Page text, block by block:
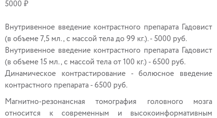
Магнитно-резонансная томография головного мозга
относится к современным и высокоинформативным
5000 ₽
Внутривенное введение контрастного препарата Гадовист
(в объеме 7,5 мл., с массой тела до 99 кг.). - 5000 руб.
Внутривенное введение контрастного препарата Гадовист
(в объеме 15 мл., с массой тела от 100 кг.) - 6500 руб.
Динамическое контрастирование - болюсное введение
контрастного препарата - 6500 руб.